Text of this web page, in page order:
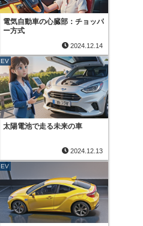
電気自動車の心臓部：チョッパ
ー方式
2024.12.14
EV
太陽電池で走る未来の車
2024.12.13
EV